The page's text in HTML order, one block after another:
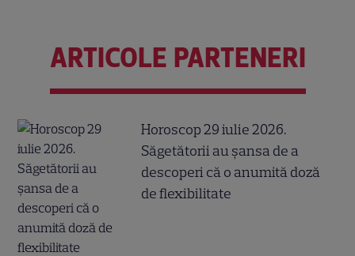
ARTICOLE PARTENERI
Horoscop 29 iulie 2026.
Săgetătorii au șansa de a
descoperi că o anumită doză
de flexibilitate